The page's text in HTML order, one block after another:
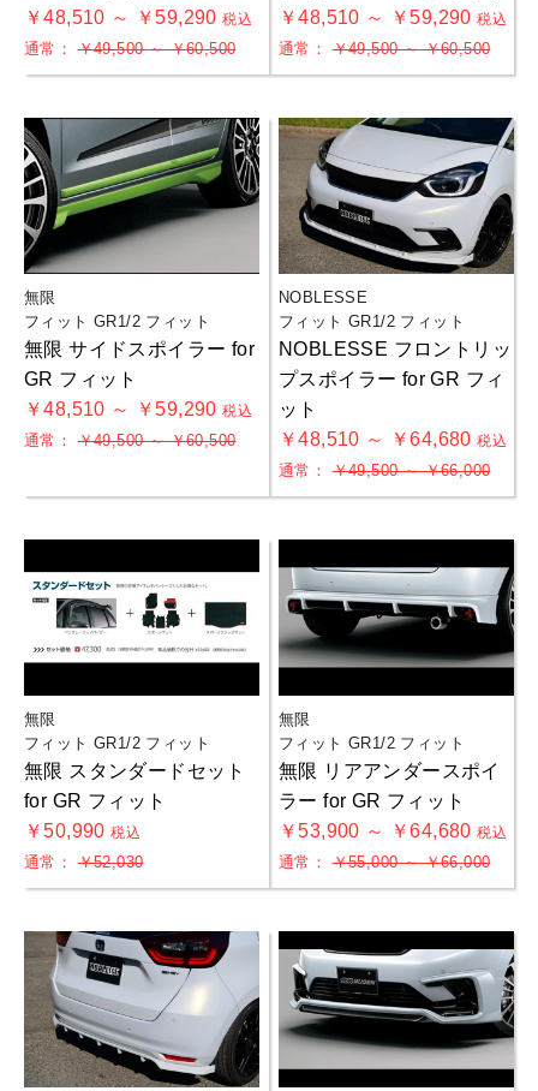
￥48,510 ～ ￥59,290税込
通常：￥49,500 ～ ￥60,500
￥48,510 ～ ￥59,290税込
通常：￥49,500 ～ ￥60,500
無限
フィット GR1/2 フィット
無限 サイドスポイラー for
GR フィット
￥48,510 ～ ￥59,290税込
通常：￥49,500 ～ ￥60,500
NOBLESSE
フィット GR1/2 フィット
NOBLESSE フロントリッ
プスポイラー for GR フィ
ット
￥48,510 ～ ￥64,680税込
通常：￥49,500 ～ ￥66,000
無限
フィット GR1/2 フィット
無限 スタンダードセット
for GR フィット
￥50,990税込
通常：￥52,030
無限
フィット GR1/2 フィット
無限 リアアンダースポイ
ラー for GR フィット
￥53,900 ～ ￥64,680税込
通常：￥55,000 ～ ￥66,000